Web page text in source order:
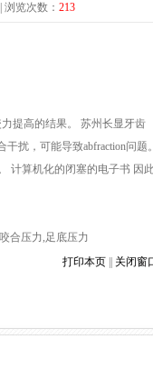
览次数： 213
提高的结果。 苏州长显牙齿
扰，可能导致abfraction问题
计算机化的闭塞的电子书 因此
合压力,足底压力
打印本页
关闭窗